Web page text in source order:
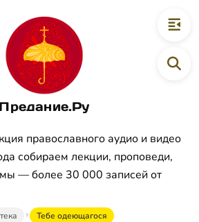
Предание.Ру
православного аудио и видео
собираем лекции, проповеди,
— более 30 000 записей от
Тебе одеющагося